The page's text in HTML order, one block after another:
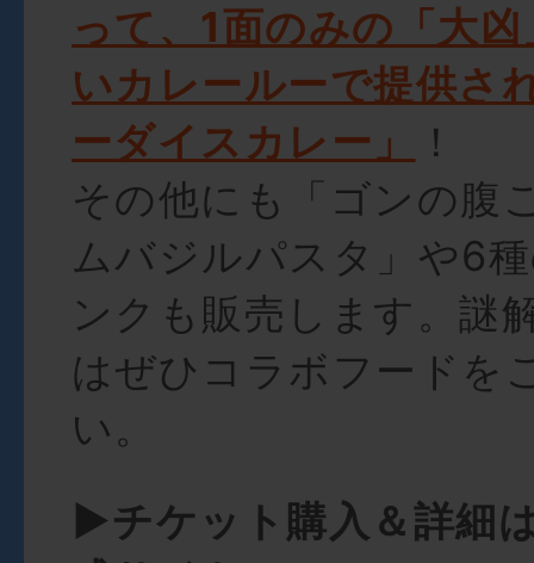
って、1面のみの「大
いカレールーで提供さ
ーダイスカレー」
！
その他にも「ゴンの腹
ムバジルパスタ」や6
ンクも販売します。謎
はぜひコラボフードを
い。
►チケット購入＆詳細